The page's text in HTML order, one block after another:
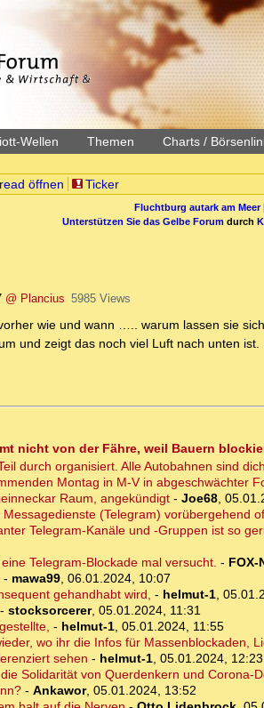
Wellen Themen Charts /
öffnen Ticker
Fluchtburg autark am Meer
Unterstützen Sie das Gelbe Forum durch
@ Plancius 5985 Views
wie und wann ….. warum lassen sie
und zeigt das noch viel Luft nach unten ist.
nicht von der Fähre, weil Bauern
durch organisiert. Alle Autobahnen sind
Montag in M-V in abgeschwächter
Raum, angekündigt- Joe68,
(Telegram) vorübergehend
Telegram-Kanäle und -Gruppen ist so
Telegram-Blockade mal versucht. - FOX-
- mawa99, 06.01.2024, 10:07
gehandhabt wird, - helmut-1,
stocksorcerer, 05.01.2024, 11:31
- helmut-1, 05.01.2024, 11:55
wo ihr die Infos für Massenblockaden,
sehen - helmut-1, 05.01.2024, 12:23
Solidarität von Querdenkern und Corona-
- Ankawor, 05.01.2024, 13:52